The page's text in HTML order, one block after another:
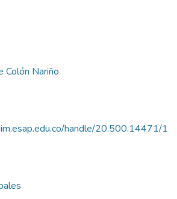
Colón Nariño
handle/20.500.14471/1